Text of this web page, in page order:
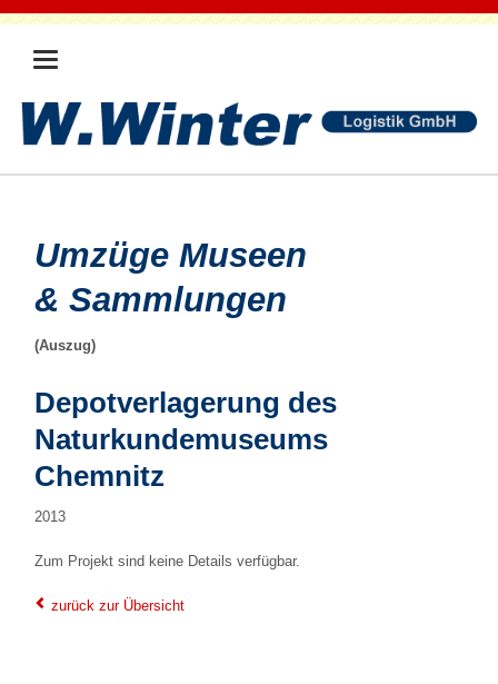
Umzüge Museen
& Sammlungen
(Auszug)
Depotverlagerung des
Naturkundemuseums
Chemnitz
2013
Zum Projekt sind keine Details verfügbar.
zurück zur Übersicht